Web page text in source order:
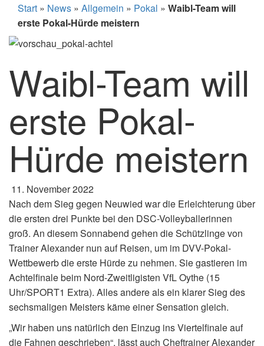
Start » News » Allgemein » Pokal » Waibl-Team will
erste Pokal-Hürde meistern
Waibl-Team will
erste Pokal-
Hürde meistern
11. November 2022
Nach dem Sieg gegen Neuwied war die Erleichterung über
die ersten drei Punkte bei den DSC-Volleyballerinnen
groß. An diesem Sonnabend gehen die Schützlinge von
Trainer Alexander nun auf Reisen, um im DVV-Pokal-
Wettbewerb die erste Hürde zu nehmen. Sie gastieren im
Achtelfinale beim Nord-Zweitligisten VfL Oythe (15
Uhr/SPORT1 Extra). Alles andere als ein klarer Sieg des
sechsmaligen Meisters käme einer Sensation gleich.
„Wir haben uns natürlich den Einzug ins Viertelfinale auf
die Fahnen geschrieben“, lässt auch Cheftrainer Alexander